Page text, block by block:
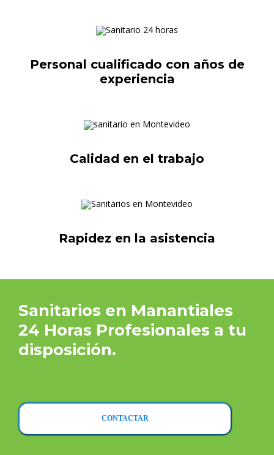
Personal cualificado con años de
experiencia
Calidad en el trabajo
Rapidez en la asistencia
Sanitarios en Manantiales
24 Horas Profesionales a tu
disposición.
CONTACTAR